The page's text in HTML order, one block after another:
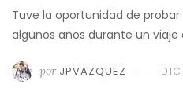
Tuve la oportunidad de
algunos años durante un viaje
por JPVAZQUEZ